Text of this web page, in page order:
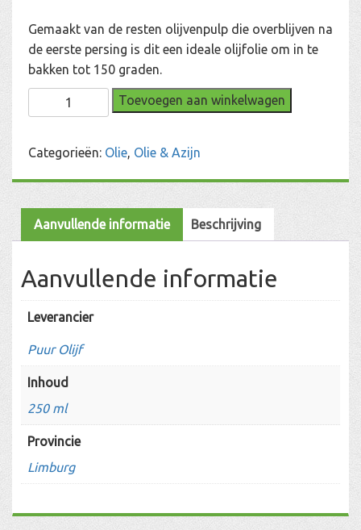
Gemaakt van de resten olijvenpulp die overblijven na
de eerste persing is dit een ideale olijfolie om in te
bakken tot 150 graden.
Bakolie
Toevoegen aan winkelwagen
Categorieën: Olie, Olie & Azijn
Aanvullende informatie Beschrijving
Aanvullende informatie
Leverancier
Puur Olijf
Inhoud
250 ml
Provincie
Limburg